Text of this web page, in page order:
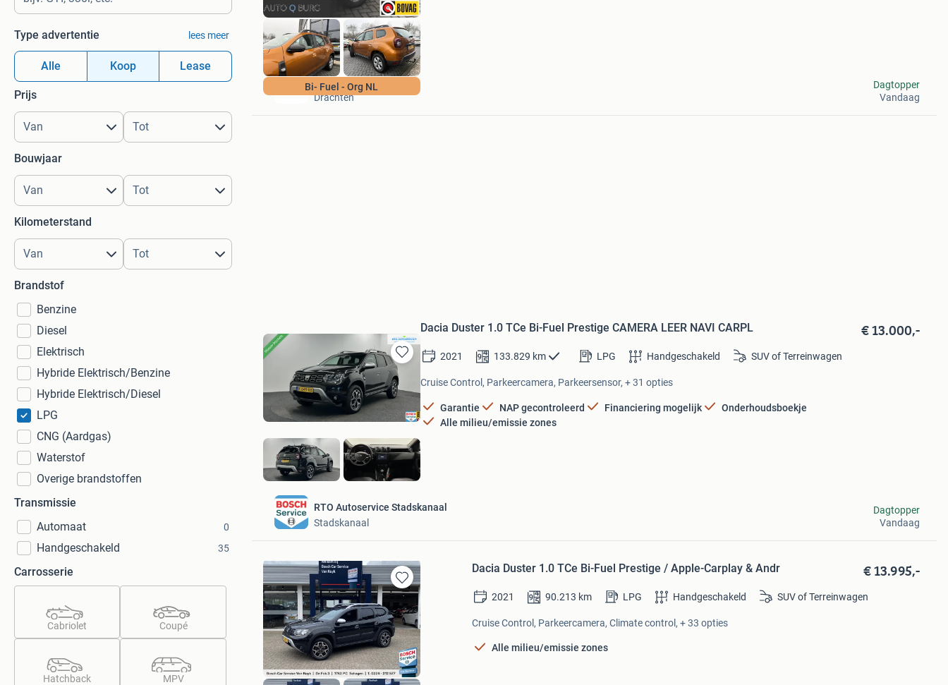
Type advertentie lees meer
Alle Koop Lease
Prijs
Bouwjaar
Kilometerstand
Brandstof
Benzine
Diesel
Elektrisch
Hybride Elektrisch/Benzine
Hybride Elektrisch/Diesel
LPG
CNG (Aardgas)
Waterstof
Overige brandstoffen
Transmissie
Automaat
0
Handgeschakeld 35
Carrosserie
Cabriolet Coupé
Hatchback MPV
Bi- Fuel - Org NL
Auto Q burg
Drachten
Dagtopper
Vandaag
Bewaren
in
Mijn
Favorieten
Dacia Duster 1.0 TCe Bi-Fuel Prestige CAMERA LEER NAVI CARPL € 13.000,-
2021 133.829 km LPG Handgeschakeld SUV of Terreinwagen
Cruise Control, Parkeercamera, Parkeersensor, + 31 opties
Garantie NAP gecontroleerd Financiering mogelijk
Onderhoudsboekje
Alle milieu/emissie zones
RTO Autoservice Stadskanaal
Stadskanaal
Dagtopper
Vandaag
Bewaren
in
Mijn
Favorieten
Dacia Duster 1.0 TCe Bi-Fuel Prestige / Apple-Carplay & Andr € 13.995,-
2021 90.213 km LPG Handgeschakeld SUV of Terreinwagen
Cruise Control, Parkeercamera, Climate control, + 33 opties
Alle milieu/emissie zones